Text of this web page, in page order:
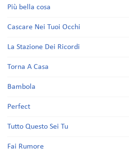
Più bella cosa
Cascare Nei Tuoi Occhi
La Stazione Dei Ricordi
Torna A Casa
Bambola
Perfect
Tutto Questo Sei Tu
Fai Rumore